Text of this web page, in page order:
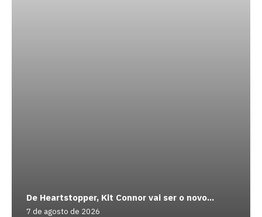
De Heartstopper, Kit Connor vai ser o novo...
7 de agosto de 2026